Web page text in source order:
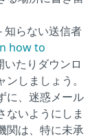
知らない送信者
how to
たりダウンロ
しましょう。
に、迷惑メール
ないようにしま
関は、特に未承